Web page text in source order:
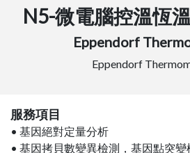
N5-微電腦控溫恆
Eppendorf
Eppendorf
服務項目
• 基因絕對定量分析
• 基因拷貝數變異檢測，基因點突變